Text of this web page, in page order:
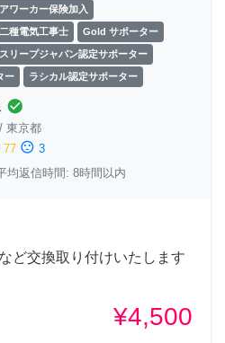
ワーカー保険加入
種電気工事士 Gold サポーター
リープジャパン認定サポーター
ー ラシカル認定サポーター
check_circle
/ 東京都
77 sentiment_dissatisfied 3
均返信時間: 8時間以内
ど交換取り付けいたします
¥4,500